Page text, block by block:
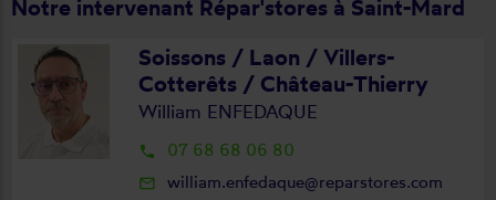
Notre intervenant Répar'stores à Saint-Mard
Soissons / Laon / Villers-
Cotterêts / Château-Thierry
William ENFEDAQUE
local_phone 07 68 68 06 80
mail_outline william.enfedaque@reparstores.com